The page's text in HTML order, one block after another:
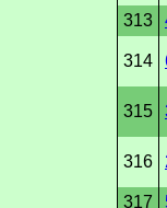
313
314
315
316
317